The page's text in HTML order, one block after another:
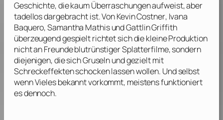
Geschichte, die kaum Überraschungen aufweist, aber
tadellos dargebracht ist. VonKevin Costner, Ivana
Baquero,Samantha MathisundGattlin Griffith
überzeugend gespielt richtet sich die kleine Produktion
nicht an Freunde blutrünstiger Splatterfilme, sondern
diejenigen, die sich Gruseln und gezielt mit
Schreckeffekten schocken lassen wollen. Und selbst
wenn Vieles bekannt vorkommt, meistens funktioniert
es dennoch.